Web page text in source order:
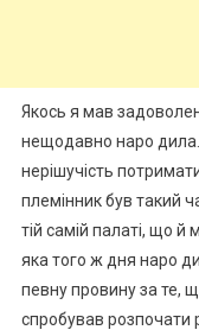
Якось я мав
нещодавно наро
нерішучість
племінник був такий
тій самій палаті, що й
яка того ж дня наро
певну провину за те,
спробував розпочати